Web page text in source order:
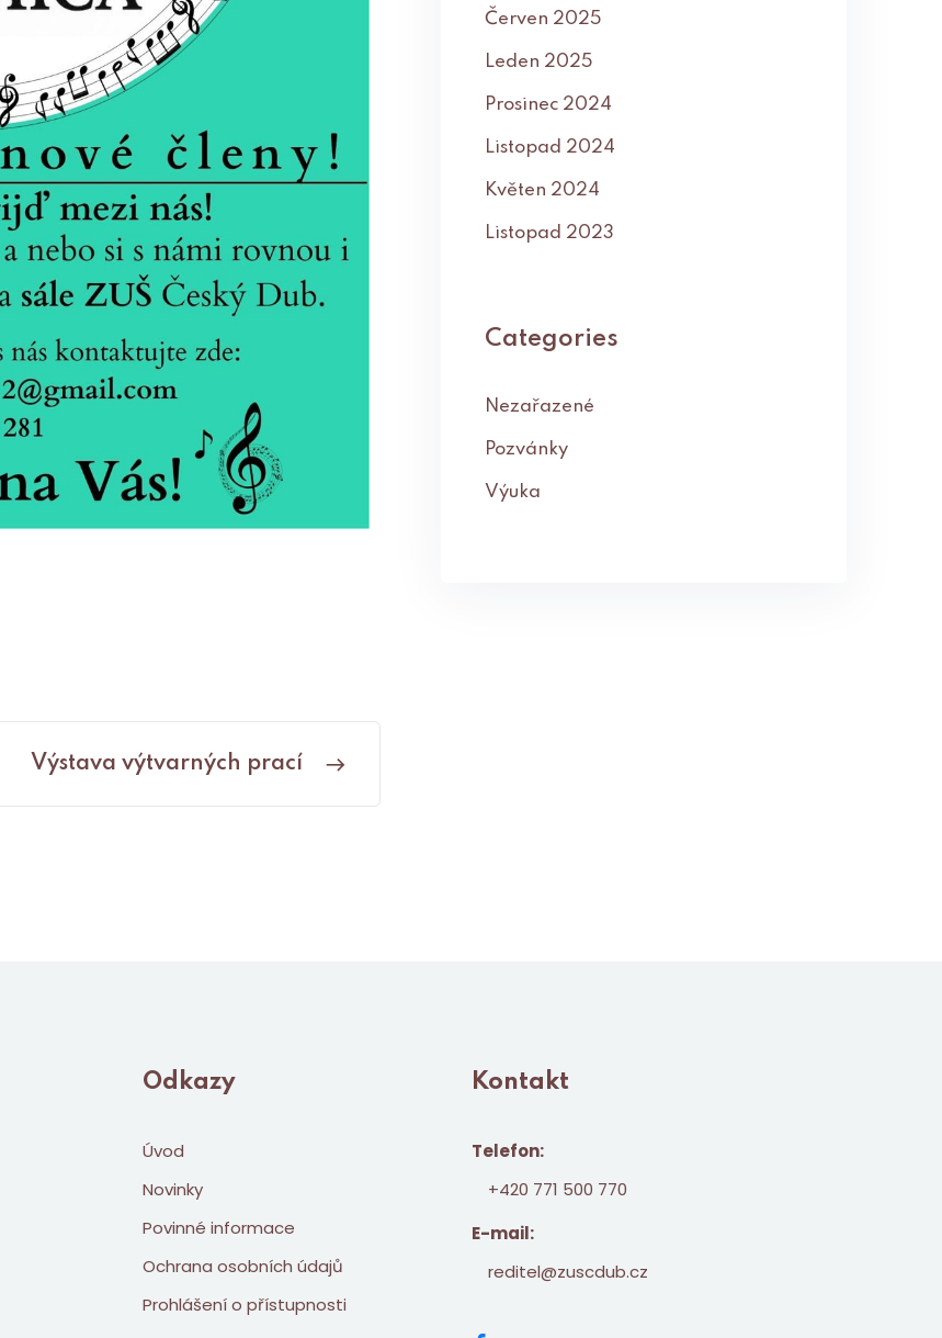
Výstava výtvarných prací
Červen 2025
Leden 2025
Prosinec 2024
Listopad 2024
Květen 2024
Listopad 2023
Categories
Nezařazené
Pozvánky
Výuka
Odkazy
Úvod
Novinky
Povinné informace
Ochrana osobních údajů
Prohlášení o přístupnosti
Kontakt
Telefon:
+420 771 500 770
E-mail:
reditel@zuscdub.cz